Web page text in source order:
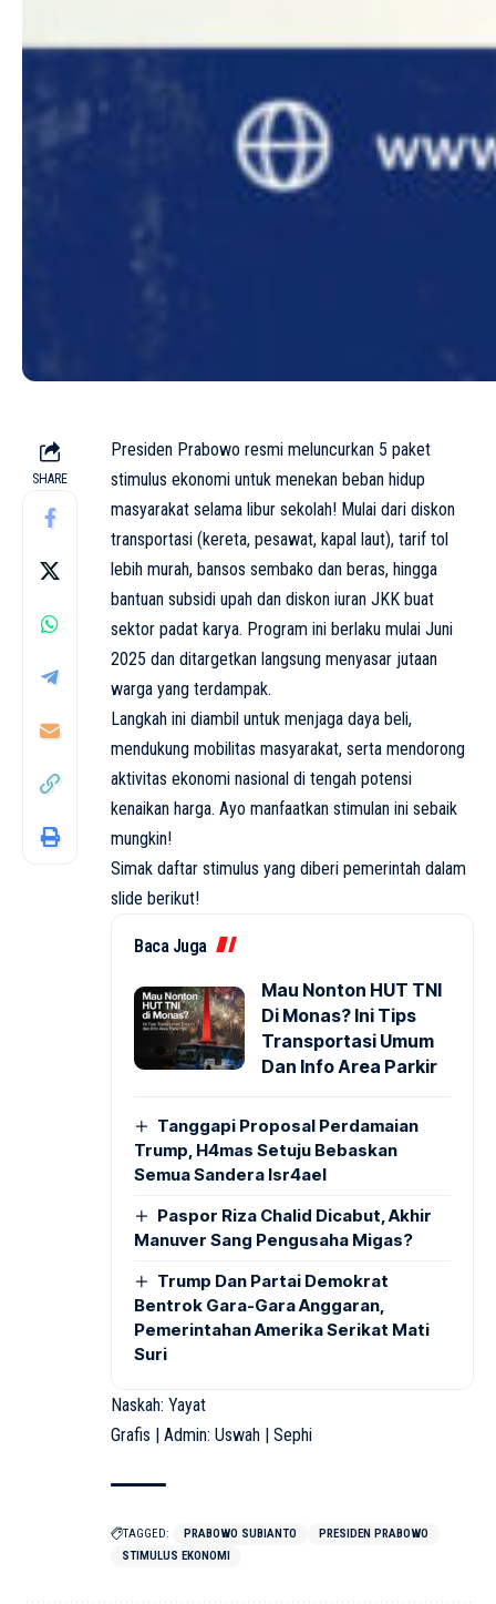
SHARE
Presiden Prabowo resmi meluncurkan 5 paket
stimulus ekonomi untuk menekan beban hidup
masyarakat selama libur sekolah! Mulai dari diskon
transportasi (kereta, pesawat, kapal laut), tarif tol
lebih murah, bansos sembako dan beras, hingga
bantuan subsidi upah dan diskon iuran JKK buat
sektor padat karya. Program ini berlaku mulai Juni
2025 dan ditargetkan langsung menyasar jutaan
warga yang terdampak.
Langkah ini diambil untuk menjaga daya beli,
mendukung mobilitas masyarakat, serta mendorong
aktivitas ekonomi nasional di tengah potensi
kenaikan harga. Ayo manfaatkan stimulan ini sebaik
mungkin!
Simak daftar stimulus yang diberi pemerintah dalam
slide berikut!
Baca Juga
Mau Nonton HUT TNI
Di Monas? Ini Tips
Transportasi Umum
Dan Info Area Parkir
Tanggapi Proposal Perdamaian
Trump, H4mas Setuju Bebaskan
Semua Sandera Isr4ael
Paspor Riza Chalid Dicabut, Akhir
Manuver Sang Pengusaha Migas?
Trump Dan Partai Demokrat
Bentrok Gara-Gara Anggaran,
Pemerintahan Amerika Serikat Mati
Suri
Naskah: Yayat
Grafis | Admin: Uswah | Sephi
TAGGED: PRABOWO SUBIANTO
PRESIDEN PRABOWO
STIMULUS EKONOMI